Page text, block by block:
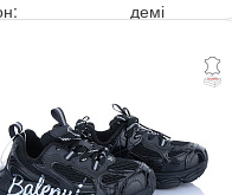
демі